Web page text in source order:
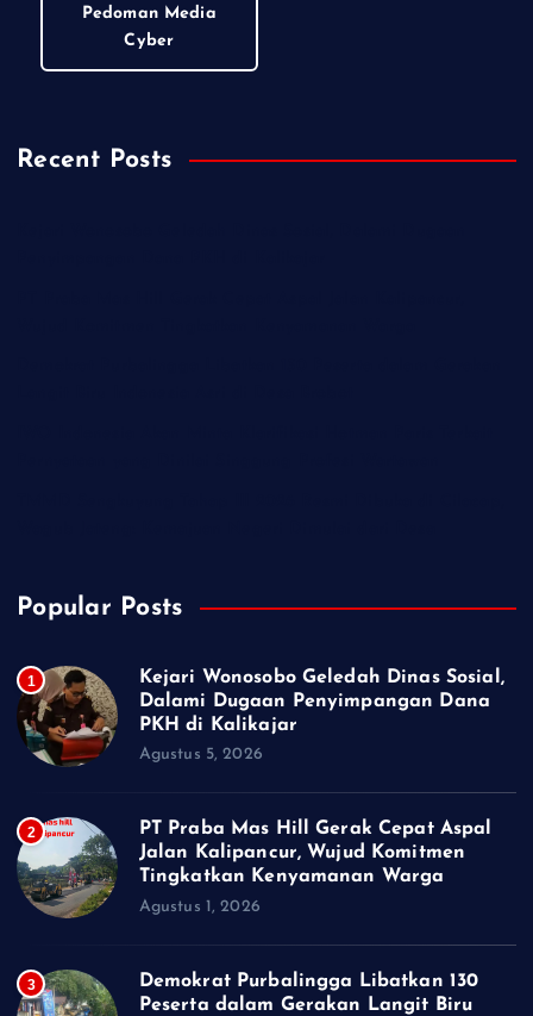
Pedoman Media
Cyber
Recent Posts
Popular Posts
1
Kejari Wonosobo Geledah Dinas Sosial,
Dalami Dugaan Penyimpangan Dana
PKH di Kalikajar
Agustus 5, 2026
2
PT Praba Mas Hill Gerak Cepat Aspal
Jalan Kalipancur, Wujud Komitmen
Tingkatkan Kenyamanan Warga
Agustus 1, 2026
3
Demokrat Purbalingga Libatkan 130
Peserta dalam Gerakan Langit Biru